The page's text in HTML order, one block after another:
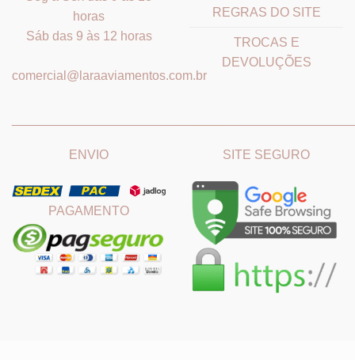
horas
Sáb das 9 às 12 horas
comercial@laraaviamentos.com.br
REGRAS DO SITE
TROCAS E
DEVOLUÇÕES
ENVIO
PAGAMENTO
SITE SEGURO